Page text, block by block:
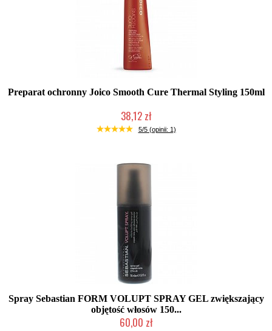
Preparat ochronny Joico Smooth Cure Thermal Styling 150ml
38,12 zł
Produkt wycofany
5/5 (opinii: 1)
Spray Sebastian FORM VOLUPT SPRAY GEL zwiększający
objętość włosów 150...
60,00 zł